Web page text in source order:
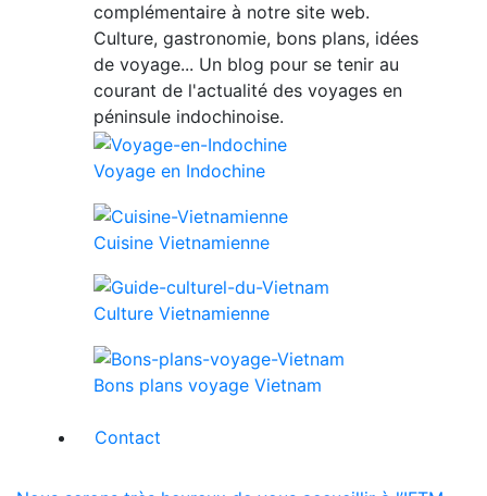
complémentaire à notre site web.
Culture, gastronomie, bons plans, idées
de voyage... Un blog pour se tenir au
courant de l'actualité des voyages en
péninsule indochinoise.
Voyage en Indochine
Cuisine Vietnamienne
Culture Vietnamienne
Bons plans voyage Vietnam
Contact